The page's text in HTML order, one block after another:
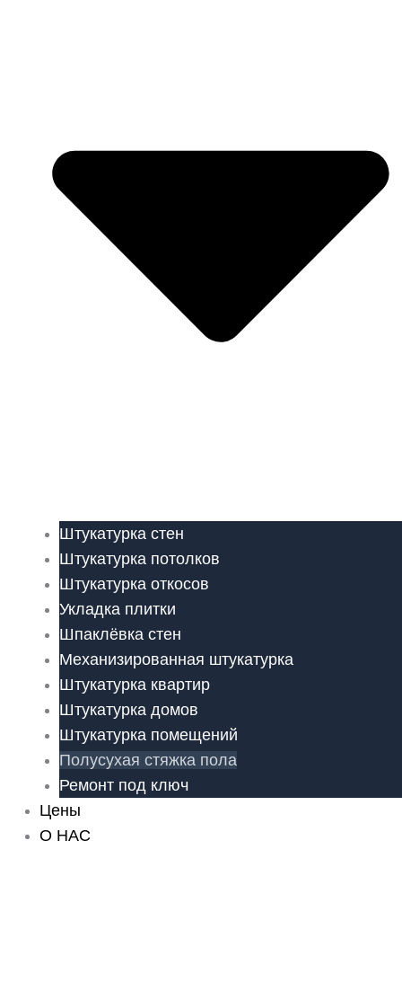
Штукатурка стен
Штукатурка потолков
Штукатурка откосов
Укладка плитки
Шпаклёвка стен
Механизированная штукатурка
Штукатурка квартир
Штукатурка домов
Штукатурка помещений
Полусухая стяжка пола
Ремонт под ключ
Цены
О НАС